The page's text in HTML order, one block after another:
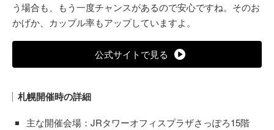
う場合も、もう一度チャンスがあるので安心ですね。そのお
かげか、カップル率もアップしていますよ。
公式サイトで見る
札幌開催時の詳細
主な開催会場：JRタワーオフィスプラザさっぽろ15階